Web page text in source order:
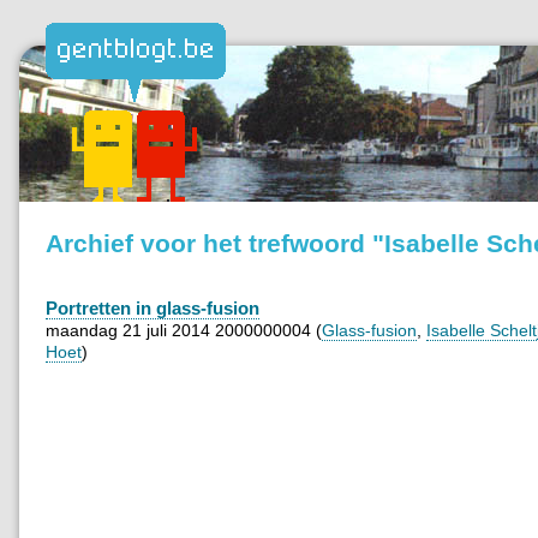
Archief voor het trefwoord "Isabelle
Portretten in glass-fusion
maandag 21 juli 2014 2000000004 (Glass-fusion
Isabelle
Hoet)